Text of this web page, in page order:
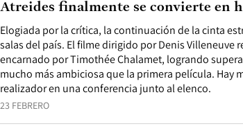
23 FEBRERO
Elogiada por la crítica, la continuación de la cinta
salas del país. El filme dirigido por Denis Villeneuve
encarnado por Timothée Chalamet, logrando
mucho más ambiciosa que la primera película. Hay
realizador en una conferencia junto al elenco.
Atreides finalmente se convierte en